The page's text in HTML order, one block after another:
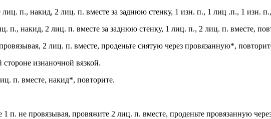
п., накид, 2 лиц. п. вместе за заднюю стенку, 1 изн. п., 1 лиц .п., 1 изн.
п., накид, 2 лиц. п. вместе за заднюю стенку, 1 лиц. п., 2 лиц. п. вместе,
2 лиц. п. вместе, проденьте снятую через провязанную*,
изнаночной вязкой.
п. вместе, накид*, повторите.
п. не провязывая, провяжите 2 лиц. п. вместе, проденьте провязанную